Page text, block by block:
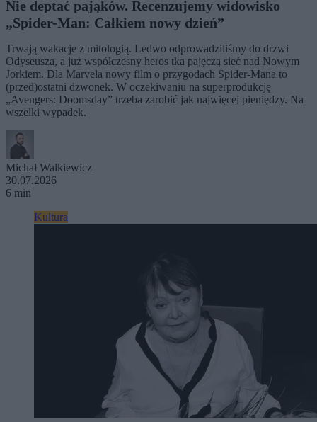
Nie deptać pająków. Recenzujemy widowisko
„Spider-Man: Całkiem nowy dzień”
Trwają wakacje z mitologią. Ledwo odprowadziliśmy do drzwi
Odyseusza, a już współczesny heros tka pajęczą sieć nad Nowym
Jorkiem. Dla Marvela nowy film o przygodach Spider-Mana to
(przed)ostatni dzwonek. W oczekiwaniu na superprodukcję
„Avengers: Doomsday” trzeba zarobić jak najwięcej pieniędzy. Na
wszelki wypadek.
Michał Walkiewicz
30.07.2026
6 min
Kultura